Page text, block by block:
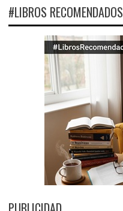
#LIBROS RECOMENDADOS